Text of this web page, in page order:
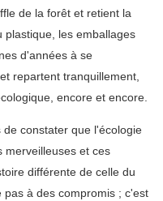
de la forêt et retient la
les emballages
d'années à se
repartent tranquillement,
encore et encore.
constater que l'écologie
merveilleuses et ces
différente de celle du
à des compromis ; c'est